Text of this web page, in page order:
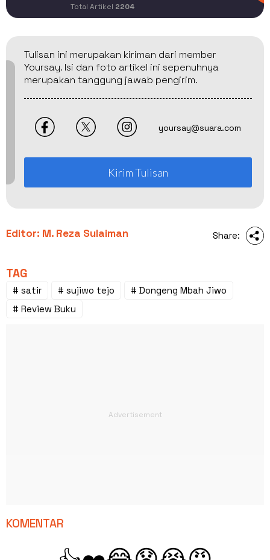
Total Artikel 2204
Tulisan ini merupakan kiriman dari member
Yoursay. Isi dan foto artikel ini sepenuhnya
merupakan tanggung jawab pengirim.
yoursay@suara.com
Kirim Tulisan
Editor: M. Reza Sulaiman Share:
TAG
# satir # sujiwo tejo
# Dongeng Mbah Jiwo
# Review Buku
KOMENTAR